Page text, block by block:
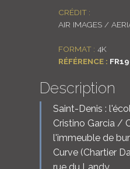
CRÉDIT :
AIR IMAGES /
FORMAT : 4K
RÉFÉRENCE :
Description
Saint-Denis :
Cristino Garcia /
l'immeuble de
Curve (Chartier